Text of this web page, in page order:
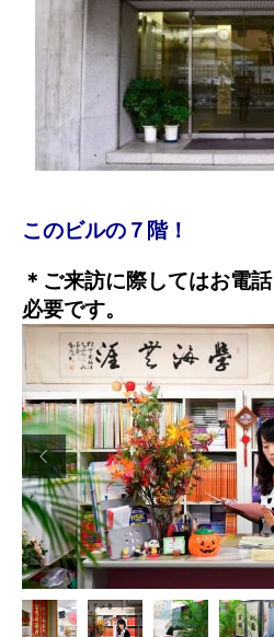
このビルの７階！
＊ご来訪に際してはお電
必要です。
